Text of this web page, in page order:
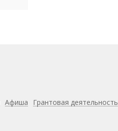
Афиша
Грантовая деятельность